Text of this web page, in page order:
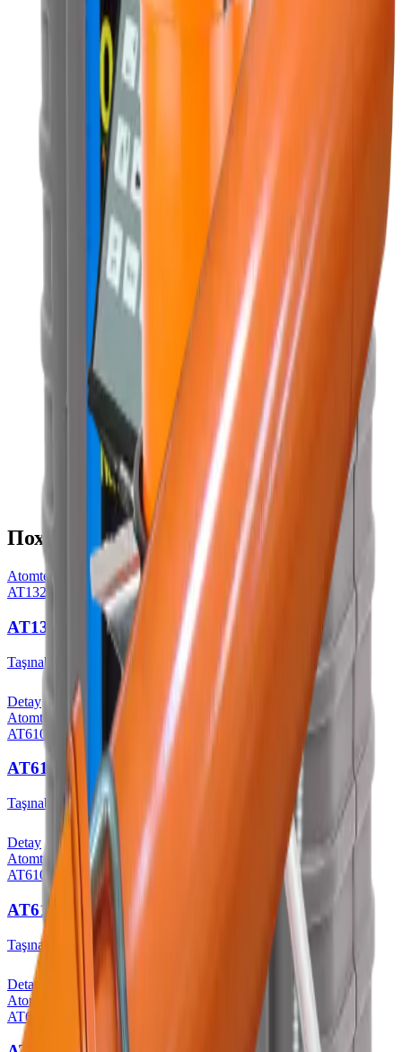
AT6102 , A,B
Характеристики
Gama, nötron, alfa ve beta radyasyonunun algılanması
İzotopik bileşimin radyoaktif kaynak tespiti ve gerçek zamanlı
kimlik lokalizasyonu
Çoklu fonksiyonları
Tek blok tasarımı
Çalışma modu ve uzman modu mevcuttur
Ölçüm verilerinin jeo-referansı için dahili GPS modülü
Tanımlama cihazı enerji sıkalası otomatik LED
stabilazasyonu, entegre referans KCl örneği ile tanımlama
cihazı enerji ölçeğine periyodik düzeltme
Entegre sıcaklık sensörü tarafından Spektrometrik sıcaklık
dengelemesi
Ses, görsel ve titreşim bildirimi gama radyonüklidleri aramak
için kullanılabilir ve doz hızı, akış yoğunluğu veya hız oranı
eşiği aşıldığında kullanılabilir
700'e kadar spektrum bellekte saklanabilir
Geniş bir sıcaklık aralığında saha çalışması imkanı
USB veya Bluetooth arayüzü üzerinden veri alışverişi için
PC'ye bağlanma
Dış algılama birimleri bağlanabilir
Источник
Страница продукта на старом сайте
Похожие товары
Atomtex
AT1321
AT1321 Spektrometresi
Taşınabilir Spektrometreler
Detay
Atomtex
AT6101D
AT6101D Spektrometresi
Taşınabilir Spektrometreler
Detay
Atomtex
AT6101DR
AT6101DR Spektrometresi
Taşınabilir Spektrometreler
Detay
Atomtex
AT6101DR/1